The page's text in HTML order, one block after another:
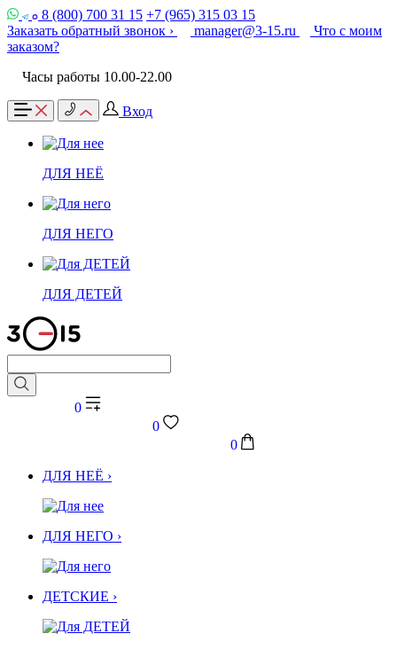
8 (800) 700 31 15 +7 (965) 315 03 15
Заказать обратный звонок ›
manager@3-15.ru
Что с моим
заказом?
Часы работы 10.00-22.00
Вход
ДЛЯ НЕЁ
ДЛЯ НЕГО
ДЛЯ ДЕТЕЙ
0
0
0
ДЛЯ НЕЁ ›
ДЛЯ НЕГО ›
ДЕТСКИЕ ›